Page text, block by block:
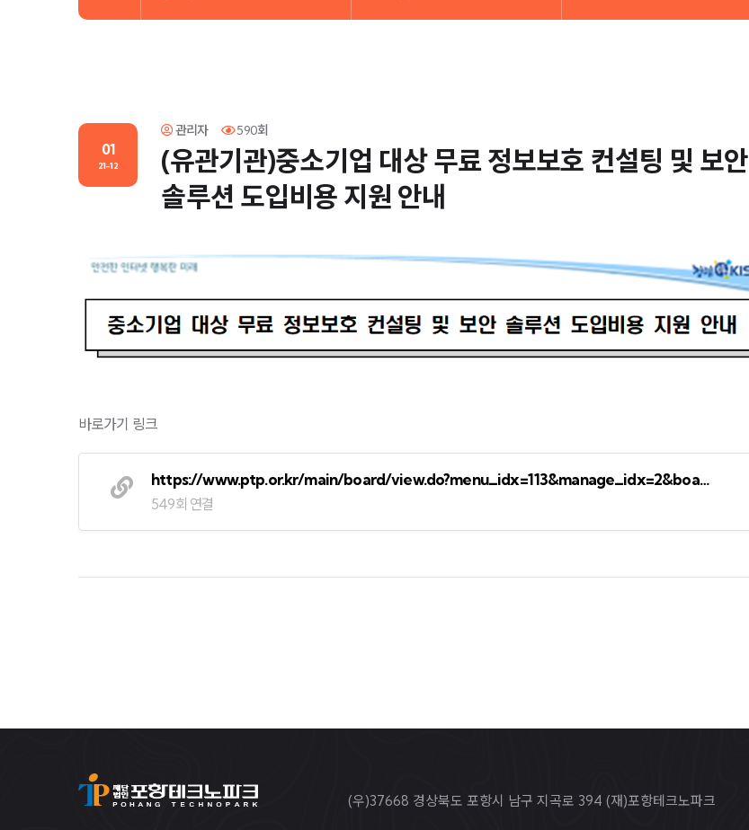
01
21-12
관리자 590회
(유관기관)중소기업 대상 무료 정보보호 컨설팅 및 보안
솔루션 도입비용 지원 안내
바로가기 링크
https://www.ptp.or.kr/main/board/view.do?menu_idx=113&manage_idx=2&boa…
549회 연결
(우)37668 경상북도 포항시 남구 지곡로 394 (재)포항테크노파크